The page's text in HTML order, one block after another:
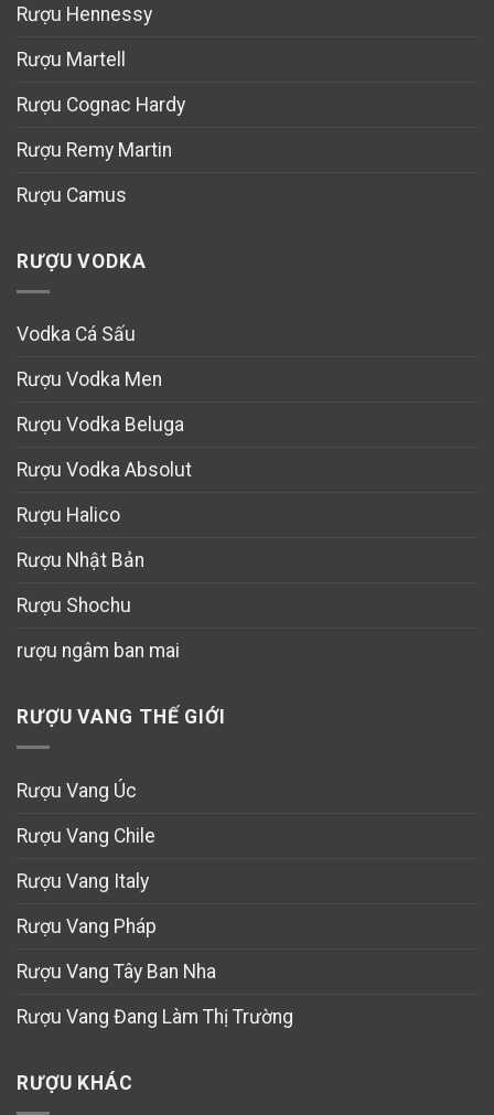
Rượu Hennessy
Rượu Martell
Rượu Cognac Hardy
Rượu Remy Martin
Rượu Camus
RƯỢU VODKA
Vodka Cá Sấu
Rượu Vodka Men
Rượu Vodka Beluga
Rượu Vodka Absolut
Rượu Halico
Rượu Nhật Bản
Rượu Shochu
rượu ngâm ban mai
RƯỢU VANG THẾ GIỚI
Rượu Vang Úc
Rượu Vang Chile
Rượu Vang Italy
Rượu Vang Pháp
Rượu Vang Tây Ban Nha
Rượu Vang Đang Làm Thị Trường
RƯỢU KHÁC